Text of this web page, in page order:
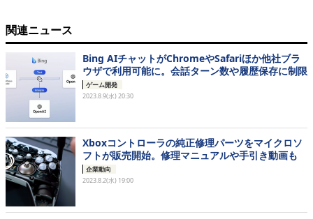
関連ニュース
Bing AIチャットがChromeやSafariほか他社ブラ
ウザで利用可能に。会話ターン数や履歴保存に制限
ゲーム開発
2023.8.9(水) 20:30
Xboxコントローラの純正修理パーツをマイクロソ
フトが販売開始。修理マニュアルや手引き動画も
企業動向
2023.8.2(水) 19:00